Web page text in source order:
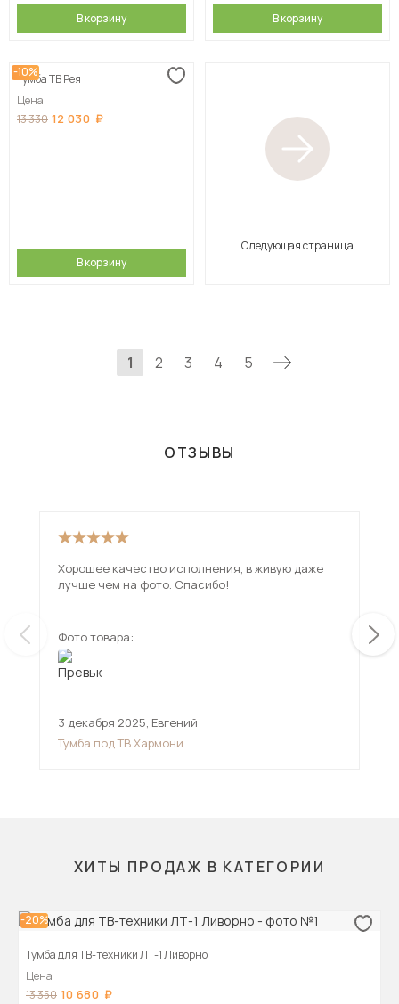
В корзину В корзину
-10%
Тумба ТВ Рея
Цена
13 330 12 030
В корзину
Следующая страница
1 2 3 4 5
ОТЗЫВЫ
Хорошее качество исполнения, в живую даже
лучше чем на фото. Спасибо!
Фото товара:
3 декабря 2025, Евгений
Тумба под ТВ Хармони
ХИТЫ ПРОДАЖ В КАТЕГОРИИ
-20%
Тумба для ТВ-техники ЛТ-1 Ливорно
Цена
13 350 10 680